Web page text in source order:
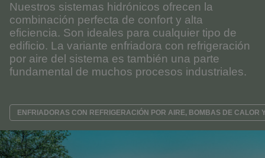
Nuestros sistemas hidrónicos ofrecen la
combinación perfecta de confort y alta
eficiencia. Son ideales para cualquier tipo de
edificio. La variante enfriadora con refrigeración
por aire del sistema es también una parte
fundamental de muchos procesos industriales.
ENFRIADORAS CON REFRIGERACIÓN POR AIRE, BOMBAS DE CALOR